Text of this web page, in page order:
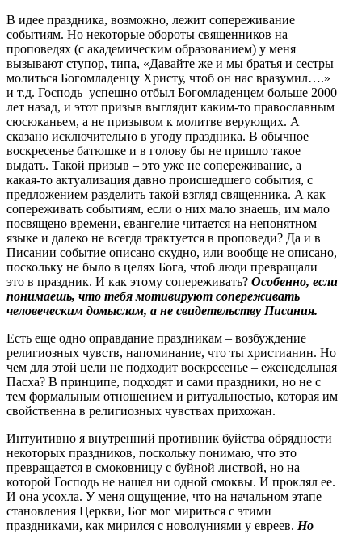
В идее праздника, возможно, лежит сопереживание
событиям. Но некоторые обороты священников на
проповедях (с академическим образованием) у меня
вызывают ступор, типа, «Давайте же и мы братья и сестры
молиться Богомладенцу Христу, чтоб он нас вразумил….»
и т.д. Господь успешно отбыл Богомладенцем больше 2000
лет назад, и этот призыв выглядит каким-то православным
сюсюканьем, а не призывом к молитве верующих. А
сказано исключительно в угоду праздника. В обычное
воскресенье батюшке и в голову бы не пришло такое
выдать. Такой призыв – это уже не сопереживание, а
какая-то актуализация давно происшедшего события, с
предложением разделить такой взгляд священника. А как
сопереживать событиям, если о них мало знаешь, им мало
посвящено времени, евангелие читается на непонятном
языке и далеко не всегда трактуется в проповеди? Да и в
Писании событие описано скудно, или вообще не описано,
поскольку не было в целях Бога, чтоб люди превращали
это в праздник. И как этому сопереживать? Особенно, если
понимаешь, что тебя мотивируют сопереживать
человеческим домыслам, а не свидетельству Писания.
Есть еще одно оправдание праздникам – возбуждение
религиозных чувств, напоминание, что ты христианин. Но
чем для этой цели не подходит воскресенье – еженедельная
Пасха? В принципе, подходят и сами праздники, но не с
тем формальным отношением и ритуальностью, которая им
свойственна в религиозных чувствах прихожан.
Интуитивно я внутренний противник буйства обрядности
некоторых праздников, поскольку понимаю, что это
превращается в смоковницу с буйной листвой, но на
которой Господь не нашел ни одной смоквы. И проклял ее.
И она усохла. У меня ощущение, что на начальном этапе
становления Церкви, Бог мог мириться с этими
праздниками, как мирился с новолуниями у евреев. Но